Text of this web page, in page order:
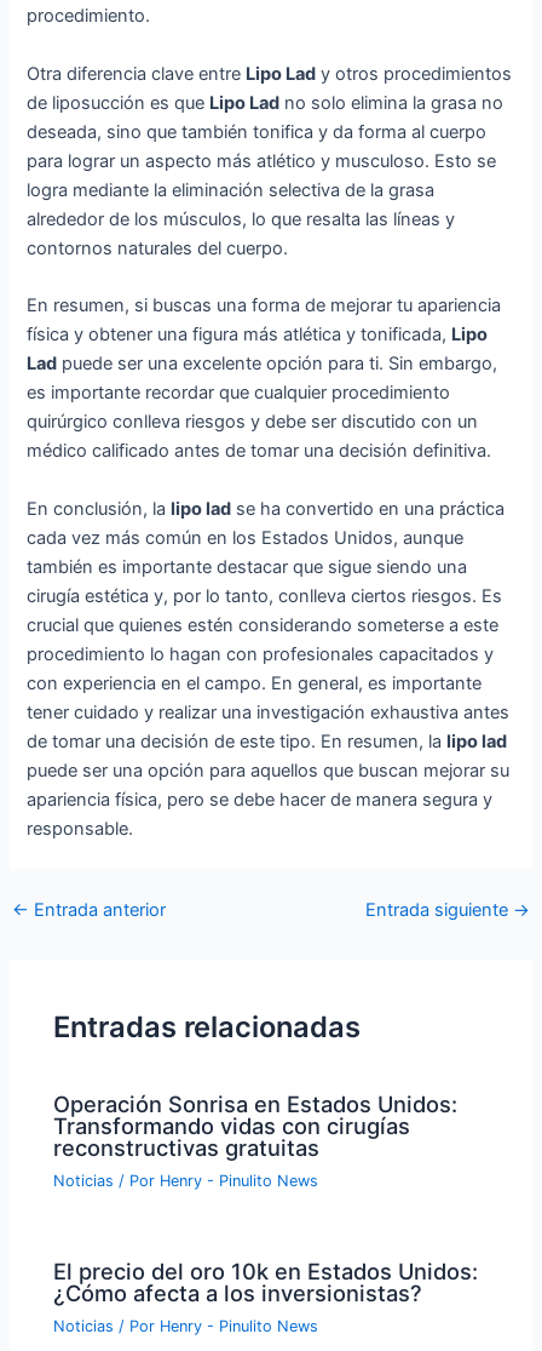
procedimiento.
Otra diferencia clave entre Lipo Lad y otros procedimientos
de liposucción es que Lipo Lad no solo elimina la grasa no
deseada, sino que también tonifica y da forma al cuerpo
para lograr un aspecto más atlético y musculoso. Esto se
logra mediante la eliminación selectiva de la grasa
alrededor de los músculos, lo que resalta las líneas y
contornos naturales del cuerpo.
En resumen, si buscas una forma de mejorar tu apariencia
física y obtener una figura más atlética y tonificada, Lipo
Lad puede ser una excelente opción para ti. Sin embargo,
es importante recordar que cualquier procedimiento
quirúrgico conlleva riesgos y debe ser discutido con un
médico calificado antes de tomar una decisión definitiva.
En conclusión, lalipo lad se ha convertido en una práctica
cada vez más común en los Estados Unidos, aunque
también es importante destacar que sigue siendo una
cirugía estética y, por lo tanto, conlleva ciertos riesgos. Es
crucial que quienes estén considerando someterse a este
procedimiento lo hagan con profesionales capacitados y
con experiencia en el campo. En general, es importante
tener cuidado y realizar una investigación exhaustiva antes
de tomar una decisión de este tipo. En resumen, lalipo lad
puede ser una opción para aquellos que buscan mejorar su
apariencia física, pero se debe hacer de manera segura y
responsable.
Navegación
← Entrada anterior Entrada siguiente →
Entradas relacionadas
Operación Sonrisa en Estados Unidos:
Transformando vidas con cirugías
reconstructivas gratuitas
Noticias / Por Henry - Pinulito News
El precio del oro 10k en Estados Unidos:
¿Cómo afecta a los inversionistas?
Noticias / Por Henry - Pinulito News